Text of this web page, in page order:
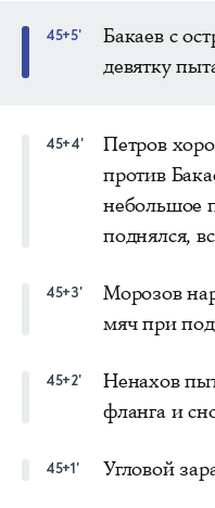
45+5'
Бакаев с
девятку
45+4'
Петров
против
небольшое
поднялся,
45+3'
Морозов
мяч при
45+2'
Ненахов
фланга и
45+1' Угловой